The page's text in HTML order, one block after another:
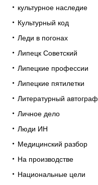
культурное наследие
Культурный код
Леди в погонах
Липецк Советский
Липецкие профессии
Липецкие пятилетки
Литературный автограф
Личное дело
Люди ИН
Медицинский разбор
На производстве
Национальные цели